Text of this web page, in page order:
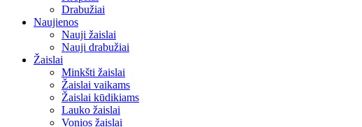
Drabužiai
Naujienos
Nauji žaislai
Nauji drabužiai
Žaislai
Minkšti žaislai
Žaislai vaikams
Žaislai kūdikiams
Lauko žaislai
Vonios žaislai